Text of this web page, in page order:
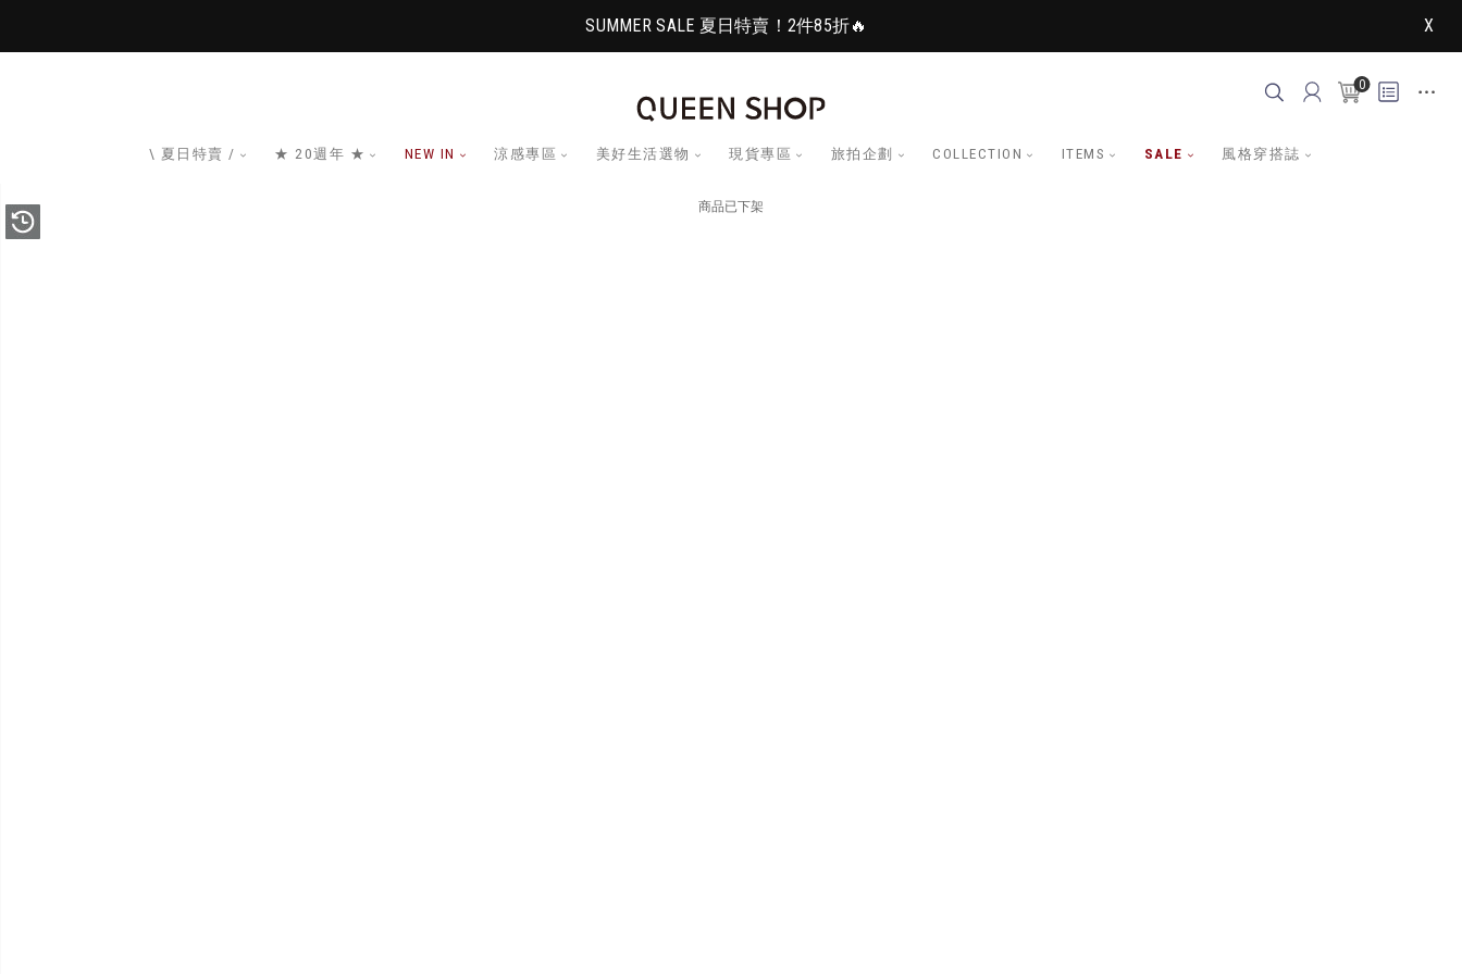
SUMMER SALE 夏日特賣！2件85折🔥 X
0
\ 夏日特賣 / ★ 20週年 ★ NEW IN 涼感專區 美好生活選物 現貨專區 旅拍企劃 COLLECTION ITEMS SALE 風格穿搭誌
商品已下架